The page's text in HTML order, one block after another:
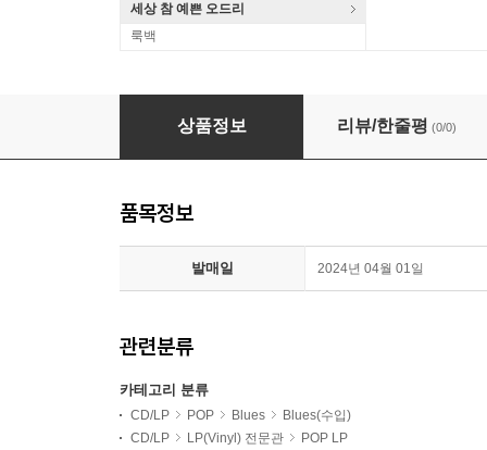
세상 참 예쁜 오드리
룩백
Sister Rosetta Tharpe (시스터 로제타 사프) -
상품정보 리뷰/한줄평 (0/0)
품목정보
발매일 2024년 04월 01일
관련분류
카테고리 분류
CD/LP POP Blues
Blues(수입)
CD/LP
LP(Vinyl) 전문관
POP LP